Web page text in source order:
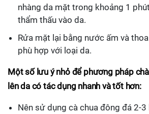
nhàng da mặt trong khoảng 1
thẩm thấu vào da.
Rửa mặt lại bằng nước ấm và
phù hợp với loại da.
Một số lưu ý nhỏ để phương pháp
lên da có tác dụng nhanh và tốt hơn:
Nên sử dụng cà chua đông đá 2-